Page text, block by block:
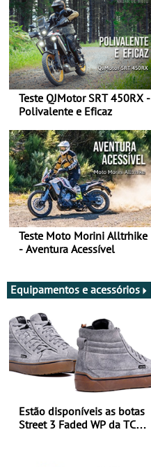
Teste QJMotor SRT 450RX -
Polivalente e Eficaz
Teste Moto Morini Alltrhike
- Aventura Acessível
Equipamentos e acessórios
Estão disponíveis as botas
Street 3 Faded WP da TCX